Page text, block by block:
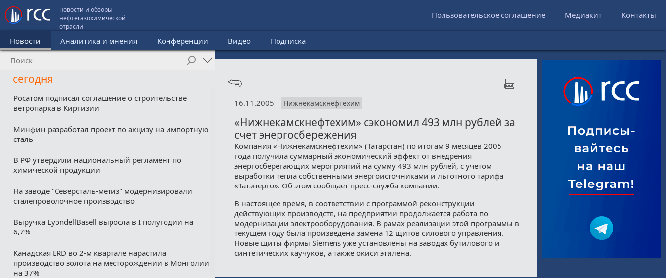
новости и обзоры
нефтегазохимической
отрасли
Пользовательское соглашение Медиакит Контакты
Новости Аналитика и мнения Конференции Видео Подписка
сегодня
Росатом подписал соглашение о строительстве
ветропарка в Киргизии
Минфин разработал проект по акцизу на импортную
сталь
В РФ утвердили национальный регламент по
химической продукции
На заводе "Северсталь-метиз" модернизировали
сталепроволочное производство
Выручка LyondellBasell выросла в I полугодии на
6,7%
Канадская ERD во 2-м квартале нарастила
производство золота на месторождении в Монголии
на 37%
16.11.2005 Нижнекамскнефтехим
«Нижнекамскнефтехим» сэкономил 493 млн рублей за
счет энергосбережения
Компания «Нижнекамскнефтехим» (Татарстан) по итогам 9 месяцев 2005
года получила суммарный экономический эффект от внедрения
энергосберегающих мероприятий на сумму 493 млн рублей, с учетом
выработки тепла собственными энергоисточниками и льготного тарифа
«Татэнерго». Об этом сообщает пресс-служба компании.
В настоящее время, в соответствии с программой реконструкции
действующих производств, на предприятии продолжается работа по
модернизации электрооборудования. В рамах реализации этой программы в
текущем году была произведена замена 12 щитов силового управления.
Новые щиты фирмы Siemens уже установлены на заводах бутилового и
синтетических каучуков, а также окиси этилена.